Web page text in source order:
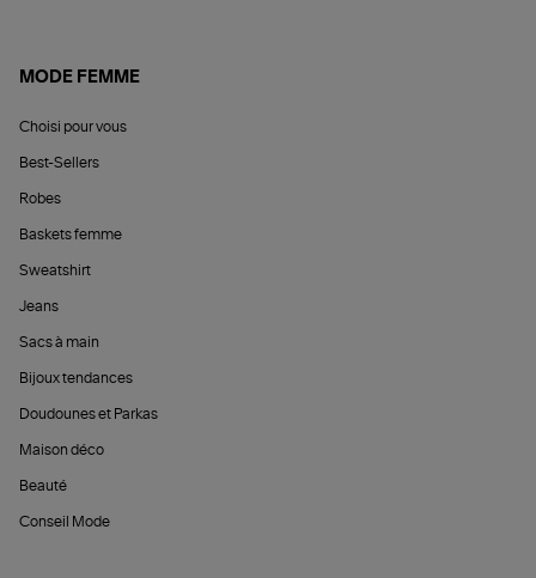
MODE FEMME
Choisi pour vous
Best-Sellers
Robes
Baskets femme
Sweatshirt
Jeans
Sacs à main
Bijoux tendances
Doudounes et Parkas
Maison déco
Beauté
Conseil Mode